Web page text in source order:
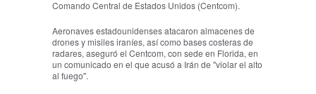
Comando Central de Estados Unidos (Centcom).
Aeronaves estadounidenses atacaron almacenes de
drones y misiles iraníes, así como bases costeras de
radares, aseguró el Centcom, con sede en Florida, en
un comunicado en el que acusó a Irán de "violar el alto
al fuego".